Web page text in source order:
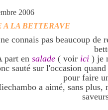
2006
A LA BETTERAVE
connais pas beaucoup de
part en salade( voir ici ) je
sauté sur l'occasion
pour faire
a aimé, sans plus,